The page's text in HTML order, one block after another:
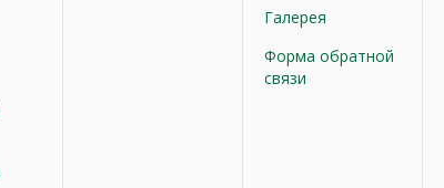
Галерея
Форма обратной
связи